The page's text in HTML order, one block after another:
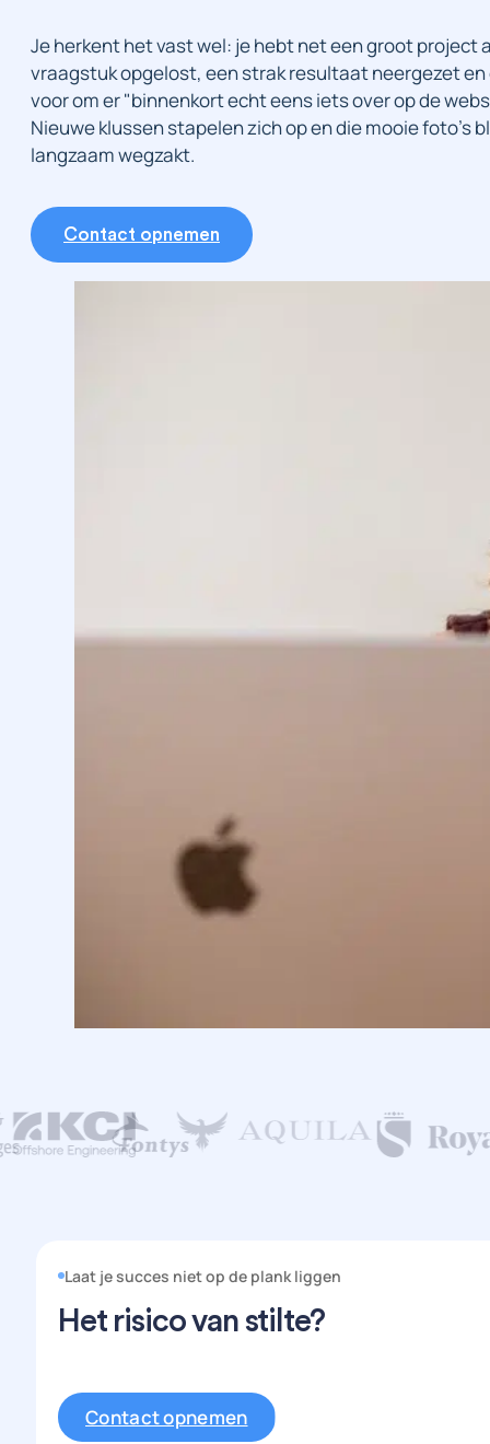
Je herkent het vast wel: je hebt net een groot project
vraagstuk opgelost, een strak resultaat neergezet
voor om er "binnenkort echt eens iets over op de
Nieuwe klussen stapelen zich op en die mooie foto's
langzaam wegzakt.
Contact opnemen
Laat je succes niet op de plank liggen
Het risico van stilte?
Contact opnemen